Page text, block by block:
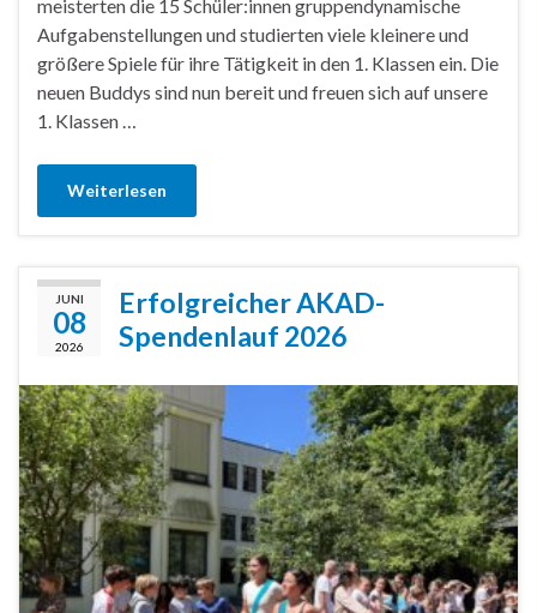
meisterten die 15 Schüler:innen gruppendynamische
Aufgabenstellungen und studierten viele kleinere und
größere Spiele für ihre Tätigkeit in den 1. Klassen ein. Die
neuen Buddys sind nun bereit und freuen sich auf unsere
1. Klassen …
Weiterlesen
JUNI
08
2026
Erfolgreicher AKAD-
Spendenlauf 2026